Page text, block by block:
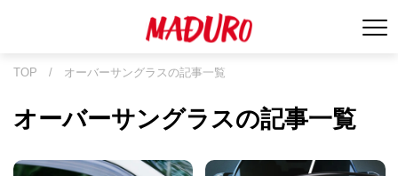
TOP / オーバーサングラスの記事一覧
オーバーサングラスの記事一覧